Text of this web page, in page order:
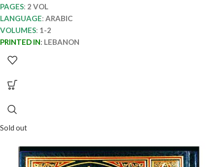
PAGES: 2 VOL
LANGUAGE: ARABIC
VOLUMES: 1-2
PRINTED IN: LEBANON
Sold out